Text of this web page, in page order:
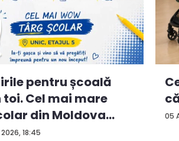
18:45
pentru școală
Cel mai mare
din Moldova
05